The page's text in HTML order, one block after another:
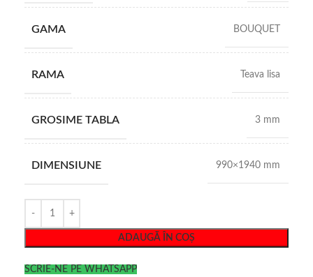
GAMA BOUQUET
RAMA Teava lisa
GROSIME TABLA 3 mm
DIMENSIUNE 990×1940 mm
ADAUGĂ ÎN COȘ
SCRIE-NE PE WHATSAPP